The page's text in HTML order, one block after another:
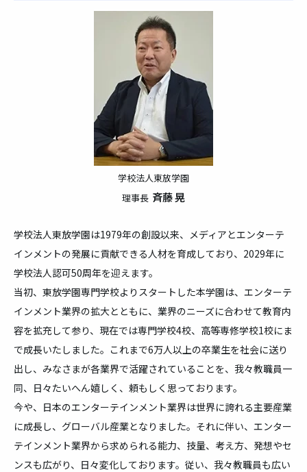
学校法人東放学園
理事長 斉藤 晃
学校法人東放学園は1979年の創設以来、メディアとエンターテ
インメントの発展に貢献できる人材を育成しており、2029年に
学校法人認可50周年を迎えます。
当初、東放学園専門学校よりスタートした本学園は、エンターテ
インメント業界の拡大とともに、業界のニーズに合わせて教育内
容を拡充して参り、現在では専門学校4校、高等専修学校1校にま
で成長いたしました。これまで6万人以上の卒業生を社会に送り
出し、みなさまが各業界で活躍されていることを、我々教職員一
同、日々たいへん嬉しく、頼もしく思っております。
今や、日本のエンターテインメント業界は世界に誇れる主要産業
に成長し、グローバル産業となりました。それに伴い、エンター
テインメント業界から求められる能力、技量、考え方、発想やセ
ンスも広がり、日々変化しております。従い、我々教職員も広い